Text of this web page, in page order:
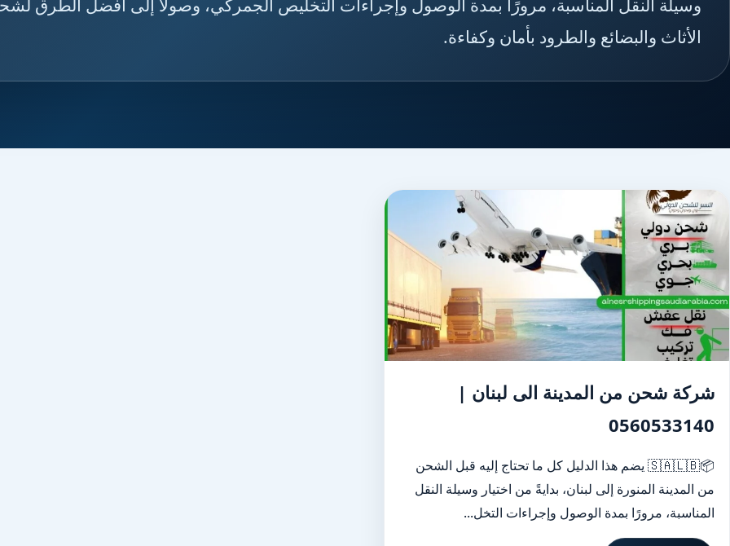
وسيلة النقل المناسبة، مرورًا بمدة الوصول وإجراءات التخليص الجمركي، وصولًا إلى أفضل الطرق
الأثاث والبضائع والطرود بأمان وكفاءة.
شركة شحن من المدينة الى لبنان |
0560533140
📦🇸🇦🇱🇧 يضم هذا الدليل كل ما تحتاج إليه قبل الشحن
من المدينة المنورة إلى لبنان، بدايةً من اختيار وسيلة النقل
المناسبة، مرورًا بمدة الوصول وإجراءات التخل...